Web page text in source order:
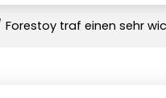
Forestoy traf einen sehr